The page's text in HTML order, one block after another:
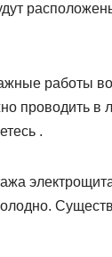
работы
проводить в
.